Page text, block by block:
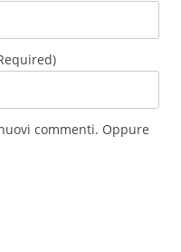
commenti. Oppure